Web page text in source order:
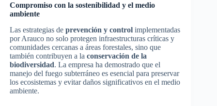
Compromiso con la sostenibilidad y el medio
ambiente
Las estrategias de prevención y control implementadas
por Arauco no solo protegen infraestructuras críticas y
comunidades cercanas a áreas forestales, sino que
también contribuyen a la conservación de la
biodiversidad. La empresa ha demostrado que el
manejo del fuego subterráneo es esencial para preservar
los ecosistemas y evitar daños significativos en el medio
ambiente.